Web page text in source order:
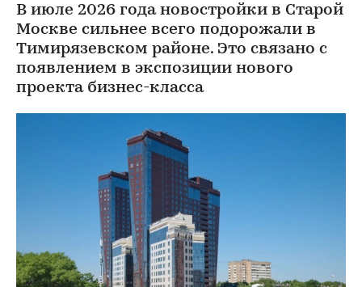
В июле 2026 года новостройки в Старой
Москве сильнее всего подорожали в
Тимирязевском районе. Это связано с
появлением в экспозиции нового
проекта бизнес-класса